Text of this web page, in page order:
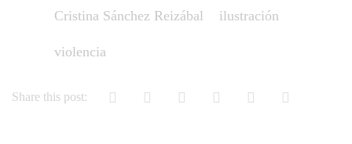
Cristina Sánchez Reizábal ilustración
violencia
Share this post: